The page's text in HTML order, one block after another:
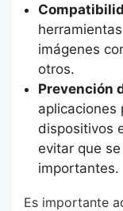
imágenes
otros.
Prevención
aplicaciones
dispositivos
evitar que
importantes.
Es importante